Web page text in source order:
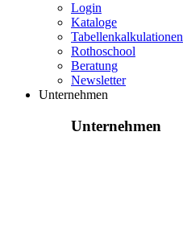
Login
Kataloge
Tabellenkalkulationen
Rothoschool
Beratung
Newsletter
Unternehmen
Unternehmen